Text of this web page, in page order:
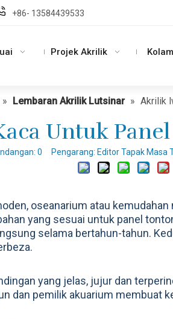
+86- 13584439533
Projek Akrilik
» Lembaran Akrilik Lutsinar » Akrilik
Untuk
0 Pengarang: Editor Tapak Masa
oseanarium atau
yang sesuai untuk panel
selama bertahun-tahun.
yang jelas, jujur ​​dan
dan pemilik akuarium membuat